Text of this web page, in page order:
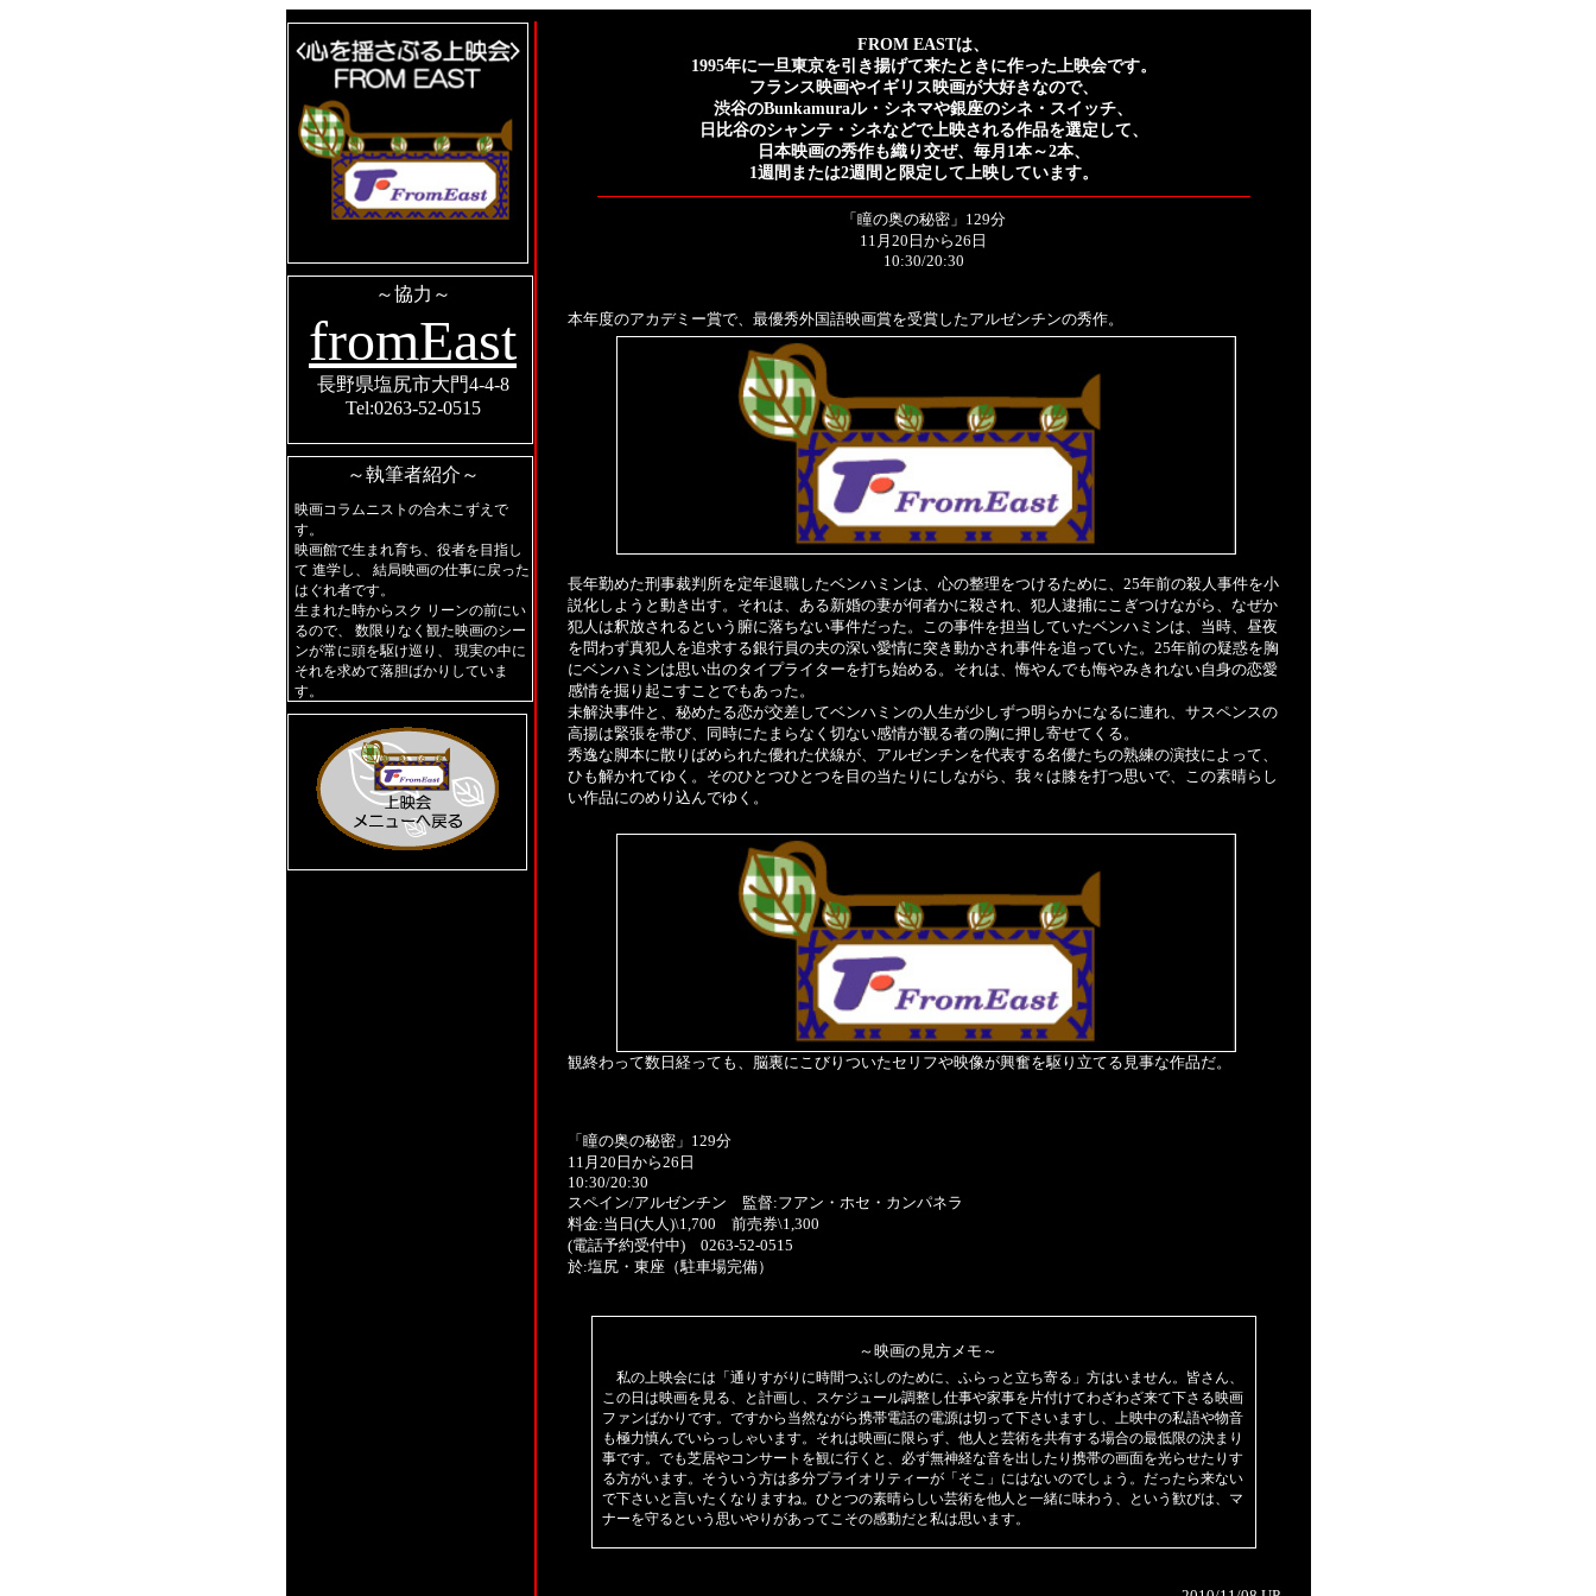
～協力～
fromEast
長野県塩尻市大門4-4-8
Tel:0263-52-0515
～執筆者紹介～
映画コラムニストの合木こずえで
す。
映画館で生まれ育ち、役者を目指し
て 進学し、 結局映画の仕事に戻った
はぐれ者です。
生まれた時からスク リーンの前にい
るので、 数限りなく観た映画のシー
ンが常に頭を駆け巡り、 現実の中に
それを求めて落胆ばかりしていま
す。
FROM EASTは、
1995年に一旦東京を引き揚げて来たときに作った上映会です。
フランス映画やイギリス映画が大好きなので、
渋谷のBunkamuraル・シネマや銀座のシネ・スイッチ、
日比谷のシャンテ・シネなどで上映される作品を選定して、
日本映画の秀作も織り交ぜ、毎月1本～2本、
1週間または2週間と限定して上映しています。
「瞳の奥の秘密」129分
11月20日から26日
10:30/20:30
本年度のアカデミー賞で、最優秀外国語映画賞を受賞したアルゼンチンの秀作。
長年勤めた刑事裁判所を定年退職したベンハミンは、心の整理をつけるために、25年前の殺人事件を小
説化しようと動き出す。それは、ある新婚の妻が何者かに殺され、犯人逮捕にこぎつけながら、なぜか
犯人は釈放されるという腑に落ちない事件だった。この事件を担当していたベンハミンは、当時、昼夜
を問わず真犯人を追求する銀行員の夫の深い愛情に突き動かされ事件を追っていた。25年前の疑惑を胸
にベンハミンは思い出のタイプライターを打ち始める。それは、悔やんでも悔やみきれない自身の恋愛
感情を掘り起こすことでもあった。
未解決事件と、秘めたる恋が交差してベンハミンの人生が少しずつ明らかになるに連れ、サスペンスの
高揚は緊張を帯び、同時にたまらなく切ない感情が観る者の胸に押し寄せてくる。
秀逸な脚本に散りばめられた優れた伏線が、アルゼンチンを代表する名優たちの熟練の演技によって、
ひも解かれてゆく。そのひとつひとつを目の当たりにしながら、我々は膝を打つ思いで、この素晴らし
い作品にのめり込んでゆく。
観終わって数日経っても、脳裏にこびりついたセリフや映像が興奮を駆り立てる見事な作品だ。
「瞳の奥の秘密」129分
11月20日から26日
10:30/20:30
スペイン/アルゼンチン 監督:フアン・ホセ・カンパネラ
料金:当日(大人)\1,700 前売券\1,300
(電話予約受付中) 0263-52-0515
於:塩尻・東座（駐車場完備）
～映画の見方メモ～
私の上映会には「通りすがりに時間つぶしのために、ふらっと立ち寄る」方はいません。皆さん、
この日は映画を見る、と計画し、スケジュール調整し仕事や家事を片付けてわざわざ来て下さる映画
ファンばかりです。ですから当然ながら携帯電話の電源は切って下さいますし、上映中の私語や物音
も極力慎んでいらっしゃいます。それは映画に限らず、他人と芸術を共有する場合の最低限の決まり
事です。でも芝居やコンサートを観に行くと、必ず無神経な音を出したり携帯の画面を光らせたりす
る方がいます。そういう方は多分プライオリティーが「そこ」にはないのでしょう。だったら来ない
で下さいと言いたくなりますね。ひとつの素晴らしい芸術を他人と一緒に味わう、という歓びは、マ
ナーを守るという思いやりがあってこその感動だと私は思います。